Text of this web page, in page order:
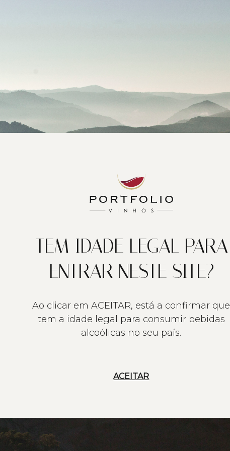
TEM IDADE LEGAL PARA
ENTRAR NESTE SITE?
Ao clicar em ACEITAR, está a confirmar que
tem a idade legal para consumir bebidas
alcoólicas no seu país.
ACEITAR